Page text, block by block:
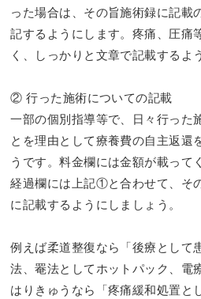
った場合は、その旨施術録に記載
記するようにします。疼痛、圧痛
く、しっかりと文章で記載するよ
② 行った施術についての記載
一部の個別指導等で、日々行った
とを理由として療養費の自主返還
うです。料金欄には金額が載って
経過欄には上記①と合わせて、そ
に記載するようにしましょう。
例えば柔道整復なら「後療として
法、罨法としてホットパック、電
はりきゅうなら「疼痛緩和処置と